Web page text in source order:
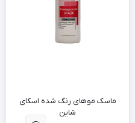
ماسک موهای رنگ شده اسکای
شاین